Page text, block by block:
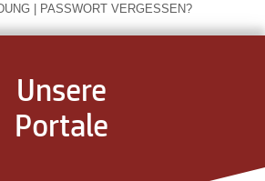
| PASSWORT VERGESSEN?
Unsere
Portale